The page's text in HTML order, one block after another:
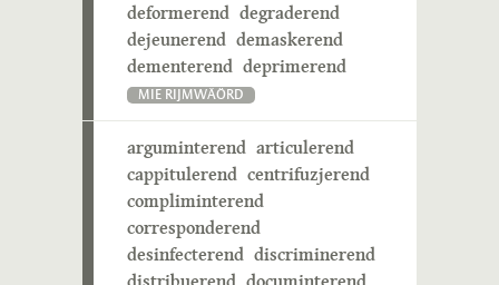
deformerend degraderend
dejeunerend demaskerend
dementerend deprimerend
MIE RIJMWÄÖRD
arguminterend articulerend
cappitulerend centrifuzjerend
compliminterend
corresponderend
desinfecterend discriminerend